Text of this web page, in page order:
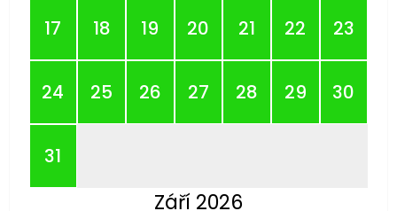
17 18 19 20 21 22 23
24 25 26 27 28 29 30
31
Září 2026